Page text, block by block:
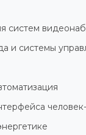
систем
и системы